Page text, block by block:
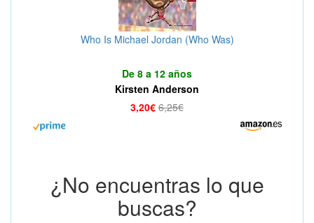
Who Is Michael Jordan (Who Was)
De 8 a 12 años
Kirsten Anderson
3,20€ 6,25€
¿No encuentras lo que
buscas?